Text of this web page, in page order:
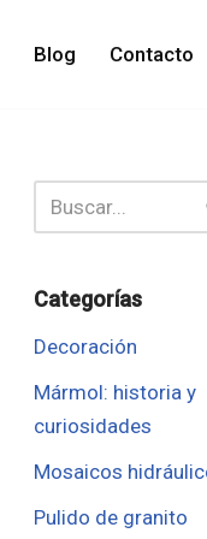
Blog Contacto
Categorías
Decoración
Mármol: historia y
curiosidades
Mosaicos
Pulido de granito